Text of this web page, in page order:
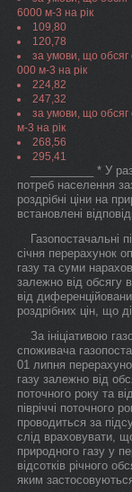
6000 м-3 на рік
109,80
120,78
за умови, що
000 м-3 на рік
224,82
247,32
за умови, що
м-3 на рік
268,56
295,41
__________ * У
потреб населення
роздрібні ціни на
встановлені
Газопостачальні
січня перерахунок
газу та суми
залежно від обсягу
від
роздрібних цін, що
За ініціативою
споживача
01 липня
газу залежно від
поточного року та
півріччі поточного
проводиться за
слід враховувати,
природного газу у
відсотків річного
яким